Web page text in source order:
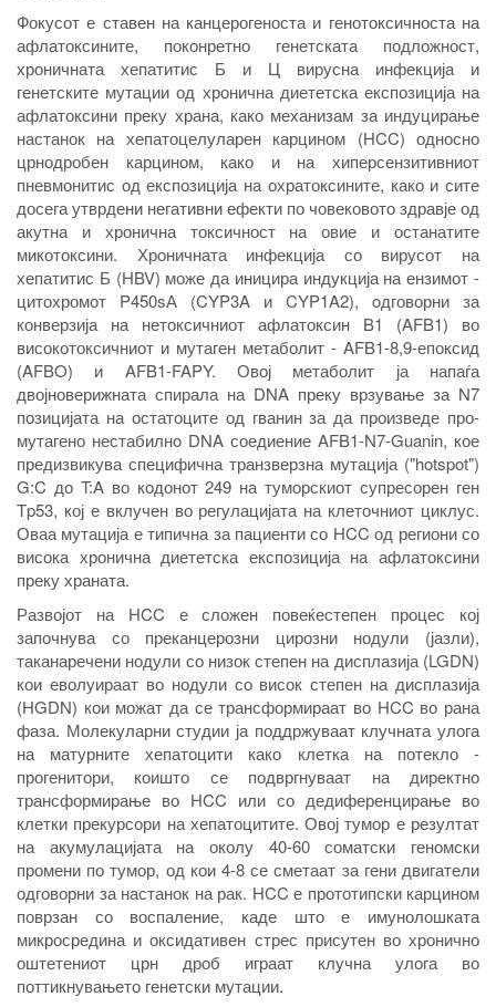
Фокусот е ставен на канцерогеноста и генотоксичноста на
афлатоксините, поконретно генетската подложност,
хроничната хепатитис Б и Ц вирусна инфекција и
генетските мутации од хронична диететска експозиција на
афлатоксини преку храна, како механизам за индуцирање
настанок на хепатоцелуларен карцином (HCC) односно
црнодробен карцином, како и на хиперсензитивниот
пневмонитис од експозиција на охратоксините, како и сите
досега утврдени негативни ефекти по човековото здравје од
акутна и хронична токсичност на овие и останатите
микотоксини. Хроничната инфекција со вирусот на
хепатитис Б (HBV) може да иницира индукција на ензимот -
цитохромот P450sА (CYP3A и CYP1A2), oдговорни за
конверзија на нетоксичниот афлатоксин B1 (AFB1) во
високотоксичниот и мутаген метаболит - AFB1-8,9-епоксид
(AFBO) и AFB1-FAPY. Овој метаболит ја напаѓа
двојноверижната спирала на DNA преку врзување за N7
позицијата на остатоците од гванин за да произведе про-
мутагено нестабилнo DNA соедиение AFB1-N7-Guanin, кое
предизвикува специфична транзверзна мутација ("hotspot")
G:C до T:A во кодонот 249 на туморскиот супресорен ген
Tp53, кој е вклучен во регулацијата на клеточниот циклус.
Оваа мутација е типична за пациенти со HCC од региони со
висока хронична диететска експозиција на афлатоксини
преку храната.
Развојот на HCC е сложен повеќестепен процес кој
започнува со преканцерозни цирозни нодули (јазли),
таканаречени нодули со низок степен на дисплазија (LGDN)
кои еволуираат во нодули со висок степен на дисплазија
(HGDN) кои можат да се трансформираат во HCC во рана
фаза. Молекуларни студии ја поддржуваат клучната улога
на матурните хепатоцити како клетка на потекло -
прогенитори, коишто се подвргнуваат на директно
трансформирање во HCC или со дедиференцирање во
клетки прекурсори на хепатоцитите. Овој тумор е резултат
на акумулацијата на околу 40-60 соматски геномски
промени по тумор, од кои 4-8 се сметаат за гени двигатели
одговорни за настанок на рак. HCC е прототипски карцином
поврзан со воспаление, каде што е имунолошката
микросредина и оксидативен стрес присутен во хронично
оштетениот црн дроб играат клучна улога во
поттикнувањето генетски мутации.